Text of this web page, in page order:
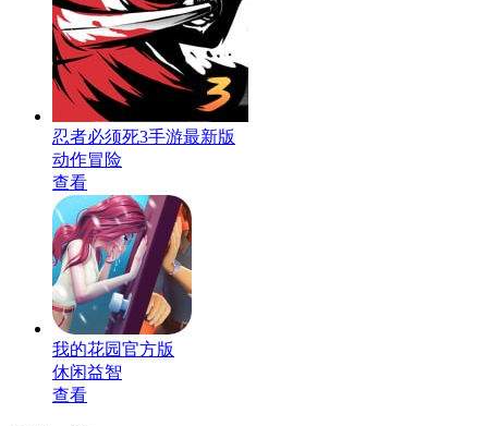
忍者必须死3手游最新版
动作冒险
查看
我的花园官方版
休闲益智
查看